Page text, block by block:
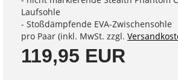
Laufsohle
- Stoßdämpfende EVA-Zwischensohle
pro Paar (inkl. MwSt. zzgl.
119,95 EUR